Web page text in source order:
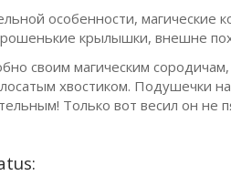
особенности, магические
крылышки, внешне
своим магическим
хвостиком. Подушечки на
Только вот весил он не